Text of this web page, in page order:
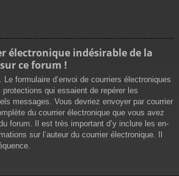
électronique indésirable de la
ce forum !
formulaire d’envoi de courriers électroniques
qui essaient de repérer les
messages. Vous devriez envoyer par courrier
du courrier électronique que vous avez
forum. Il est très important d’y inclure les en-
sur l’auteur du courrier électronique. Il